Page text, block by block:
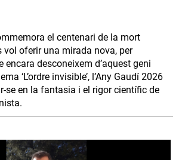
el centenari de la mort
vol oferir una mirada nova, per
encara desconeixem d’aquest geni
‘L’ordre invisible’, l’Any Gaudí 2026
se en la fantasia i el rigor científic de